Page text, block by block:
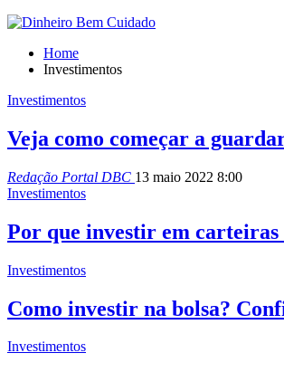
Home
Investimentos
Investimentos
Veja como começar a
Redação Portal DBC 13 maio 2022 8:00
Investimentos
Por que investir em
Investimentos
Como investir na bolsa?
Investimentos